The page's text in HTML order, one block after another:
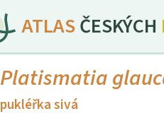
ATLASČESKÝCH
Platismatia
pukléřka sivá